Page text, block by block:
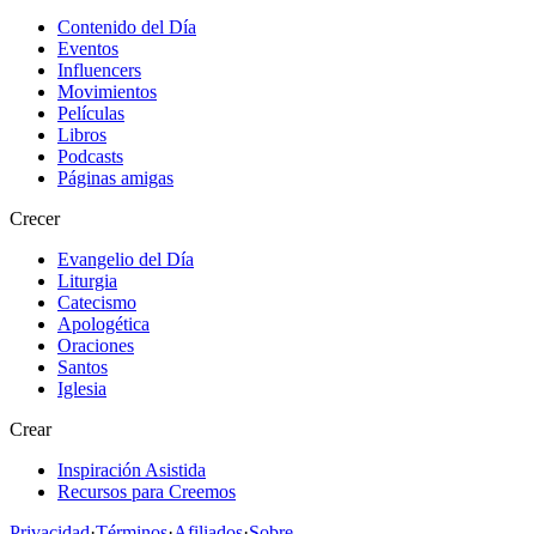
Contenido del Día
Eventos
Influencers
Movimientos
Películas
Libros
Podcasts
Páginas amigas
Crecer
Evangelio del Día
Liturgia
Catecismo
Apologética
Oraciones
Santos
Iglesia
Crear
Inspiración Asistida
Recursos para Creemos